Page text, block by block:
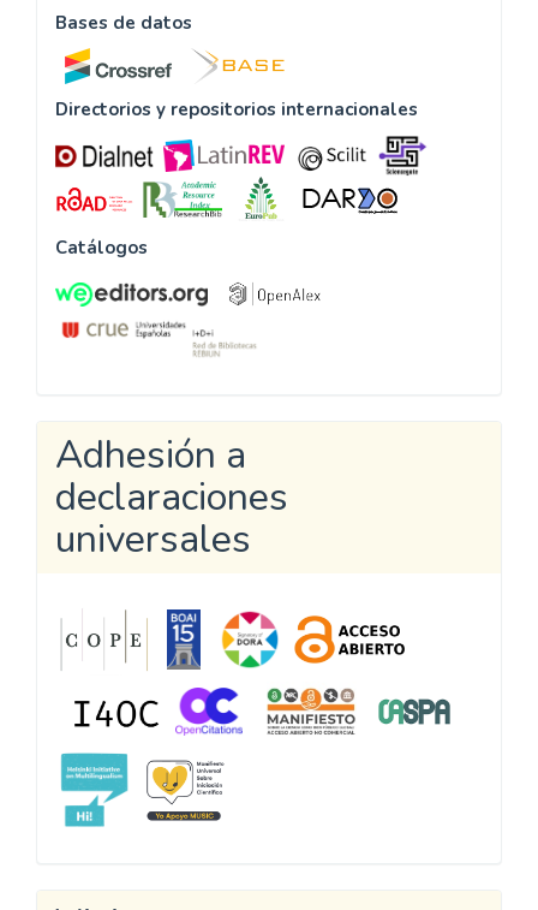
Bases de datos
Directorios y repositorios internacionales
Catálogos
Adhesión a
declaraciones
universales